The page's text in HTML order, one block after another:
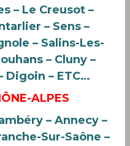
– Le Creusot –
– Sens –
– Salins-Les-
– Cluny –
Digoin – ETC…
ALPES
– Annecy –
Sur-Saône –